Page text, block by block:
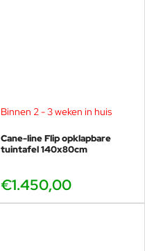
Binnen 2 - 3 weken in huis
Cane-line Flip opklapbare
tuintafel 140x80cm
€1.450,00